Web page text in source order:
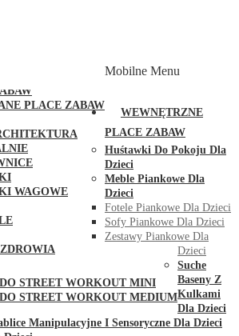
PLACE ZABAW
WAGOWE
STREET WORKOUT MINI
STREET WORKOUT MEDIUM
Mobilne Menu
WEWNĘTRZNE
PLACE ZABAW
Huśtawki Do Pokoju Dla
Dzieci
Meble Piankowe Dla
Dzieci
Fotele Piankowe Dla Dzieci
Sofy Piankowe Dla Dzieci
Zestawy Piankowe Dla
Dzieci
Suche
Baseny Z
Kulkami
Dla Dzieci
Manipulacyjne I Sensoryczne Dla Dzieci